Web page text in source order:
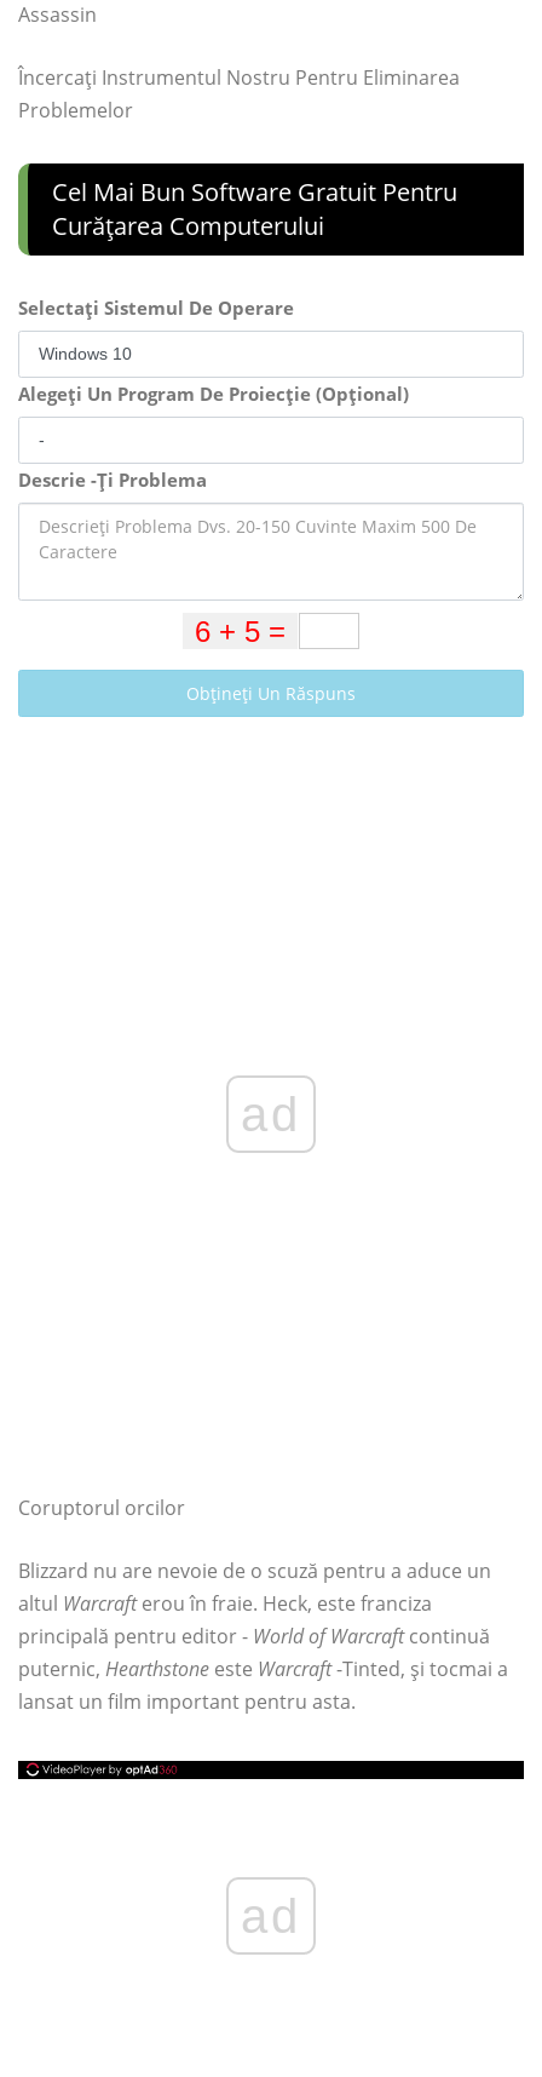
Assassin
Încercați Instrumentul Nostru Pentru Eliminarea
Problemelor
Cel Mai Bun Software Gratuit Pentru
Curățarea Computerului
Selectați Sistemul De Operare
Alegeți Un Program De Proiecție (Opțional)
Descrie -Ți Problema
Obțineți Un Răspuns
ad
Coruptorul orcilor
Blizzard nu are nevoie de o scuză pentru a aduce un
altul Warcrafterou în fraie. Heck, este franciza
principală pentru editor - World of Warcraftcontinuă
puternic, Hearthstone este Warcraft-Tinted, și tocmai a
lansat un film important pentru asta.
ad